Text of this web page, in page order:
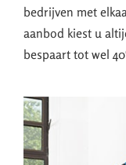
bedrijven met
aanbod kiest u
bespaart tot wel